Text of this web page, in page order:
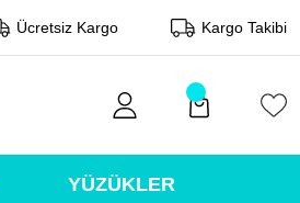
Ücretsiz Kargo Kargo Takibi
YÜZÜKLER